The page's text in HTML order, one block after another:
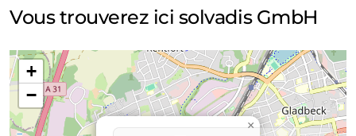
Vous trouverez ici solvadis GmbH
×
+
−